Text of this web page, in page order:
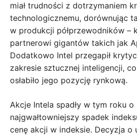
miał trudności z dotrzymaniem
technologicznemu, dorównując
w produkcji półprzewodników –
partnerowi gigantów takich jak
Dodatkowo Intel przegapił
zakresie sztucznej inteligencji,
osłabiło jego pozycję rynkową.
Akcje Intela spadły w tym roku
najgwałtowniejszy spadek
cenę akcji w indeksie. Decyzja o